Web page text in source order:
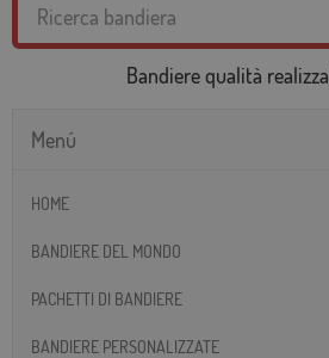
Bandiere qualità
Menú
HOME
BANDIERE DEL MONDO
PACHETTI DI BANDIERE
BANDIERE PERSONALIZZATE